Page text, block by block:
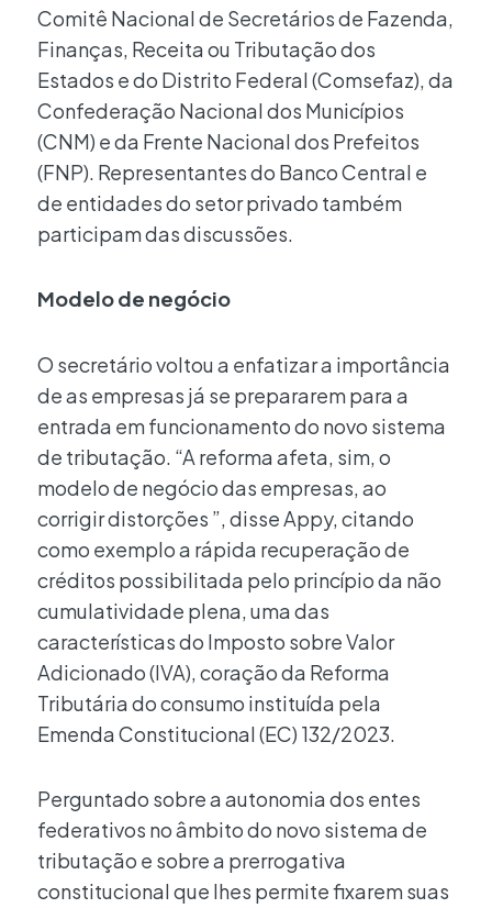
Comitê Nacional de Secretários de Fazenda,
Finanças, Receita ou Tributação dos
Estados e do Distrito Federal (Comsefaz), da
Confederação Nacional dos Municípios
(CNM) e da Frente Nacional dos Prefeitos
(FNP). Representantes do Banco Central e
de entidades do setor privado também
participam das discussões.
Modelo de negócio
O secretário voltou a enfatizar a importância
de as empresas já se prepararem para a
entrada em funcionamento do novo sistema
de tributação. “A reforma afeta, sim, o
modelo de negócio das empresas, ao
corrigir distorções ”, disse Appy, citando
como exemplo a rápida recuperação de
créditos possibilitada pelo princípio da não
cumulatividade plena, uma das
características do Imposto sobre Valor
Adicionado (IVA), coração da Reforma
Tributária do consumo instituída pela
Emenda Constitucional (EC) 132/2023.
Perguntado sobre a autonomia dos entes
federativos no âmbito do novo sistema de
tributação e sobre a prerrogativa
constitucional que lhes permite fixarem suas